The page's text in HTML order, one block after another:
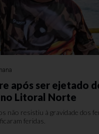
após ser ejetado
Litoral Norte
não resistiu à gravidade dos
feridas.